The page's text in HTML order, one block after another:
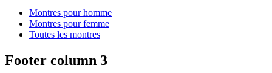
Montres pour homme
Montres pour femme
Toutes les montres
Footer column 3